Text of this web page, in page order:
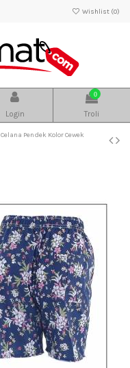
Wishlist (0)
Login
0
Troli
Celana Pendek Kolor Cewek